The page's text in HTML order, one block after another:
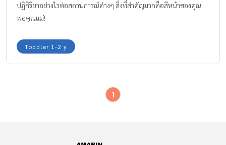
ปฏิกิริยาอย่างไรต่อสถานการณ์ต่างๆ สิ่งที่สำคัญมากคือสีหน้าของคุณ
พ่อคุณแม่!
Toddler 1-2 y
1